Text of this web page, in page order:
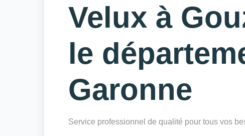
Velux à
le
Garonne
Service professionnel de qualité pour tous vos